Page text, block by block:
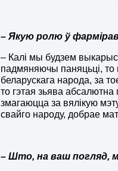
– Якую ролю ў
– Калі мы будзем
падмяняючы паняцьці, то
беларускага народа, за
то гэтая зьява
змагаюцца за вялікую
свайго народу, добрае
–Што, на ваш погляд,